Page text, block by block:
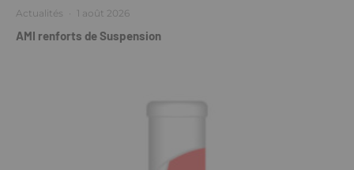
Actualités · 1 août 2026
AMI renforts de Suspension